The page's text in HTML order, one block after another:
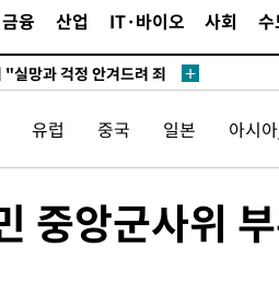
금융 산업 IT·바이오 사회 수
' 무더위, 열대야 계속[다음
실망과 걱정 안겨드려 죄
닥 1.3%↑
명 돌파
감정가 1.3억원
만에 숨진 채 발견
유럽 중국 일본 아시
중앙군사위